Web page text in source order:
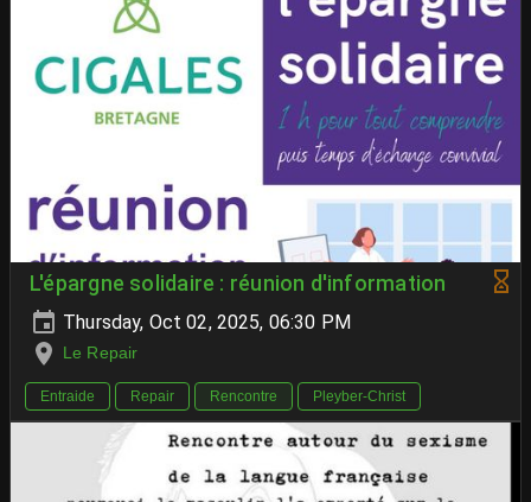
L'épargne solidaire : réunion d'information
Thursday, Oct 02, 2025, 06:30 PM
Le Repair
Entraide Repair Rencontre Pleyber-Christ